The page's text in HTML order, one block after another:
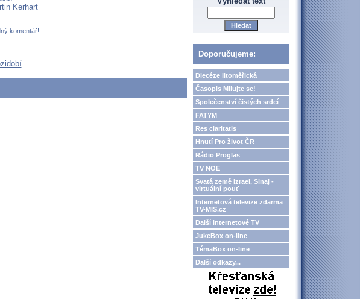
Kerhart
komentář!
Doporučujeme:
Diecéze litoměřická
Časopis Milujte se!
Společenství čistých srdcí
FATYM
Res claritatis
Hnutí Pro život ČR
Rádio Proglas
TV NOE
Svatá země Izrael, Sinaj -
virtuální pouť
Internetová televize zdarma
TV-MIS.cz
Další internetové TV
JukeBox on-line
TémaBox on-line
Další odkazy...